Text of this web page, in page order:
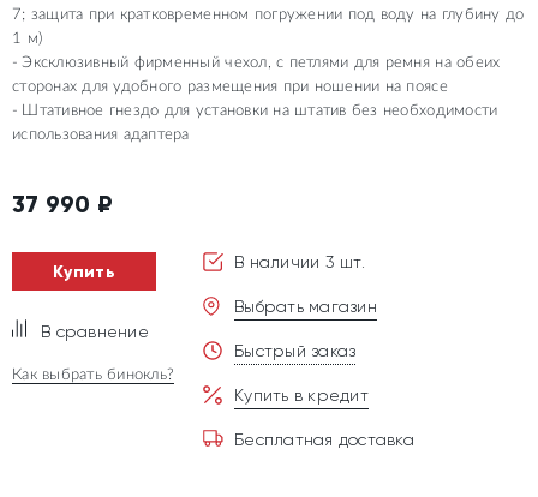
7; защита при кратковременном погружении под воду на глубину до
1 м)
Эксклюзивный фирменный чехол, с петлями для ремня на обеих
сторонах для удобного размещения при ношении на поясе
Штативное гнездо для установки на штатив без необходимости
использования адаптера
37 990 ₽
Купить
В сравнение
Как выбрать бинокль?
В наличии 3 шт.
Выбрать магазин
Быстрый заказ
Купить в кредит
Бесплатная доставка